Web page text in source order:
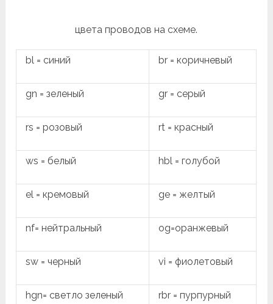
цвета проводов на схеме.
bl = синий br = коричневый
gn = зеленый gr = серый
rs = розовый rt = красный
ws = белый hbl = голубой
el = кремовый ge = желтый
nf= нейтральный og=оранжевый
sw = черный vi = фиолетовый
hgn= светло зеленый rbr = пурпурный